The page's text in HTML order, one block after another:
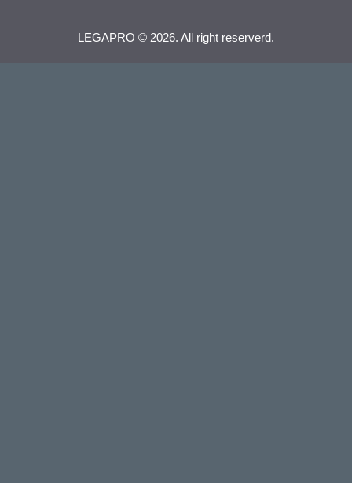
LEGAPRO © 2026. All right reserverd.